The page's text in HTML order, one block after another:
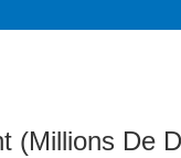
(Millions De